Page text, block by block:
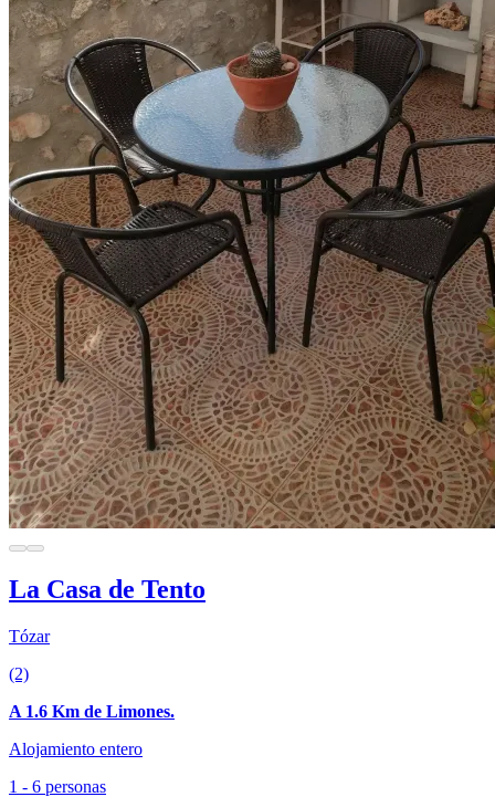
La Casa de Tento
Tózar
(2)
A 1.6 Km de Limones.
Alojamiento entero
1 - 6 personas